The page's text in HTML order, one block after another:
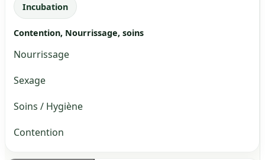
Incubation
Contention, Nourrissage, soins
Nourrissage
Sexage
Soins / Hygiène
Contention